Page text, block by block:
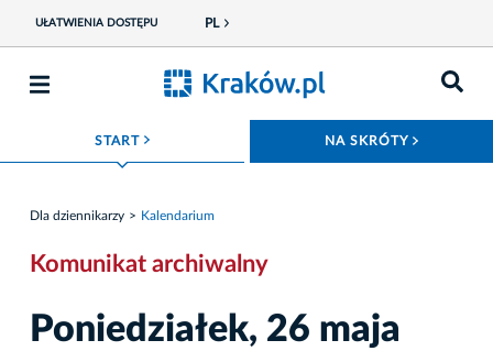
UŁATWIENIA DOSTĘPU PL
START ROZWIŃ MENU NA SKRÓTY
Dla dziennikarzy Kalendarium
Komunikat archiwalny
Poniedziałek, 26 maja